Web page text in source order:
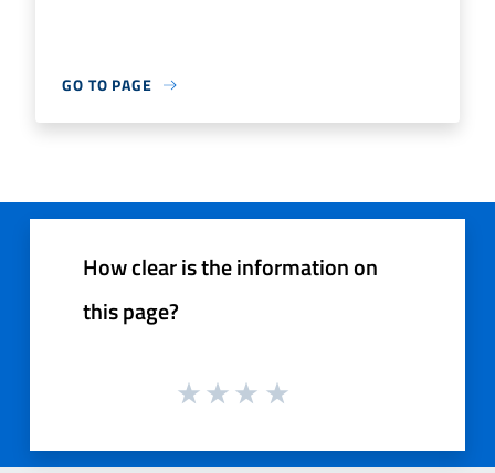
GO TO PAGE
How clear is the information on
this page?